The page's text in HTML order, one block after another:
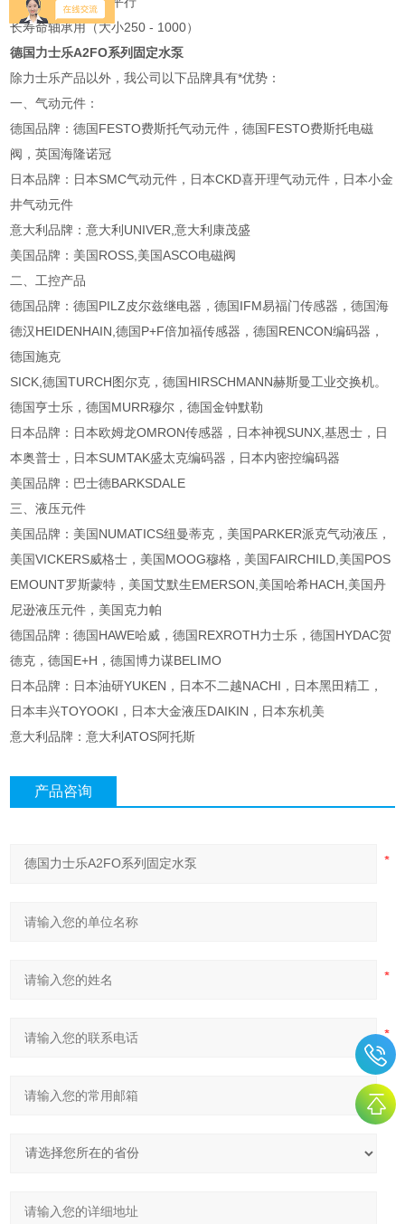
长寿命轴承用（大小250 - 1000）
德国力士乐A2FO系列固定水泵
除力士乐产品以外，我公司以下品牌具有*优势：
一、气动元件：
德国品牌：德国FESTO费斯托气动元件，德国FESTO费斯托电磁
阀，英国海隆诺冠
日本品牌：日本SMC气动元件，日本CKD喜开理气动元件，日本小金
井气动元件
意大利品牌：意大利UNIVER,意大利康茂盛
美国品牌：美国ROSS,美国ASCO电磁阀
二、工控产品
德国品牌：德国PILZ皮尔兹继电器，德国IFM易福门传感器，德国海
德汉HEIDENHAIN,德国P+F倍加福传感器，德国RENCON编码器，
德国施克
SICK,德国TURCH图尔克，德国HIRSCHMANN赫斯曼工业交换机。
德国亨士乐，德国MURR穆尔，德国金钟默勒
日本品牌：日本欧姆龙OMRON传感器，日本神视SUNX,基恩士，日
本奥普士，日本SUMTAK盛太克编码器，日本内密控编码器
美国品牌：巴士德BARKSDALE
三、液压元件
美国品牌：美国NUMATICS纽曼蒂克，美国PARKER派克气动液压，
美国VICKERS威格士，美国MOOG穆格，美国FAIRCHILD,美国POS
EMOUNT罗斯蒙特，美国艾默生EMERSON,美国哈希HACH,美国丹
尼逊液压元件，美国克力帕
德国品牌：德国HAWE哈威，德国REXROTH力士乐，德国HYDAC贺
德克，德国E+H，德国博力谋BELIMO
日本品牌：日本油研YUKEN，日本不二越NACHI，日本黑田精工，
日本丰兴TOYOOKI，日本大金液压DAIKIN，日本东机美
意大利品牌：意大利ATOS阿托斯
产品咨询